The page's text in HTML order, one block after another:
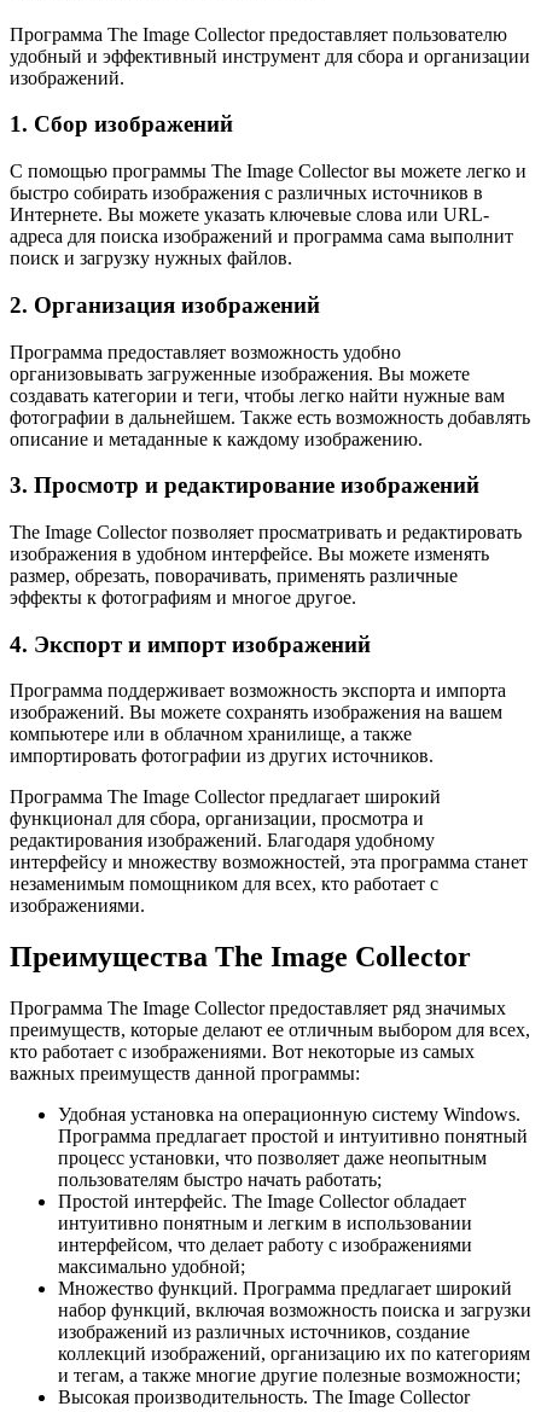
Программа The Image Collector предоставляет пользователю
удобный и эффективный инструмент для сбора и организации
изображений.
1. Сбор изображений
С помощью программы The Image Collector вы можете легко и
быстро собирать изображения с различных источников в
Интернете. Вы можете указать ключевые слова или URL-
адреса для поиска изображений и программа сама выполнит
поиск и загрузку нужных файлов.
2. Организация изображений
Программа предоставляет возможность удобно
организовывать загруженные изображения. Вы можете
создавать категории и теги, чтобы легко найти нужные вам
фотографии в дальнейшем. Также есть возможность добавлять
описание и метаданные к каждому изображению.
3. Просмотр и редактирование изображений
The Image Collector позволяет просматривать и редактировать
изображения в удобном интерфейсе. Вы можете изменять
размер, обрезать, поворачивать, применять различные
эффекты к фотографиям и многое другое.
4. Экспорт и импорт изображений
Программа поддерживает возможность экспорта и импорта
изображений. Вы можете сохранять изображения на вашем
компьютере или в облачном хранилище, а также
импортировать фотографии из других источников.
Программа The Image Collector предлагает широкий
функционал для сбора, организации, просмотра и
редактирования изображений. Благодаря удобному
интерфейсу и множеству возможностей, эта программа станет
незаменимым помощником для всех, кто работает с
изображениями.
Преимущества The Image Collector
Программа The Image Collector предоставляет ряд значимых
преимуществ, которые делают ее отличным выбором для всех,
кто работает с изображениями. Вот некоторые из самых
важных преимуществ данной программы:
Удобная установка на операционную систему Windows.
Программа предлагает простой и интуитивно понятный
процесс установки, что позволяет даже неопытным
пользователям быстро начать работать;
Простой интерфейс. The Image Collector обладает
интуитивно понятным и легким в использовании
интерфейсом, что делает работу с изображениями
максимально удобной;
Множество функций. Программа предлагает широкий
набор функций, включая возможность поиска и загрузки
изображений из различных источников, создание
коллекций изображений, организацию их по категориям
и тегам, а также многие другие полезные возможности;
Высокая производительность. The Image Collector